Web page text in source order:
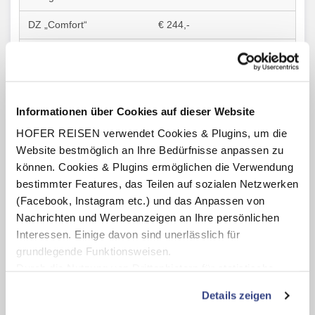
Informationen über Cookies auf dieser Website
HOFER REISEN verwendet Cookies & Plugins, um die
Website bestmöglich an Ihre Bedürfnisse anpassen zu
können. Cookies & Plugins ermöglichen die Verwendung
bestimmter Features, das Teilen auf sozialen Netzwerken
(Facebook, Instagram etc.) und das Anpassen von
Nachrichten und Werbeanzeigen an Ihre persönlichen
Interessen. Einige davon sind unerlässlich für
grundlegende Funktionsweisen.
zusätzliche Dienste bzw. Technologien von Drittanbietern
Details zeigen
€ 244,-
01.03.26 - 01.07.26
07.09.26 - 01.11.26
3 Nächte
1. Klasse
€ 319,-